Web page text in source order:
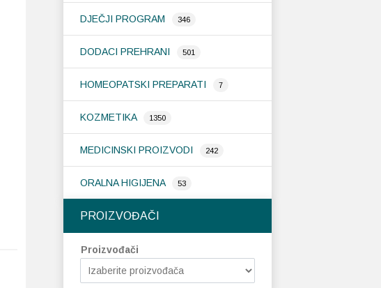
DJEČJI PROGRAM 346
DODACI PREHRANI 501
HOMEOPATSKI PREPARATI 7
KOZMETIKA 1350
MEDICINSKI PROIZVODI 242
ORALNA HIGIJENA 53
PROIZVOĐAČI
Proizvođači